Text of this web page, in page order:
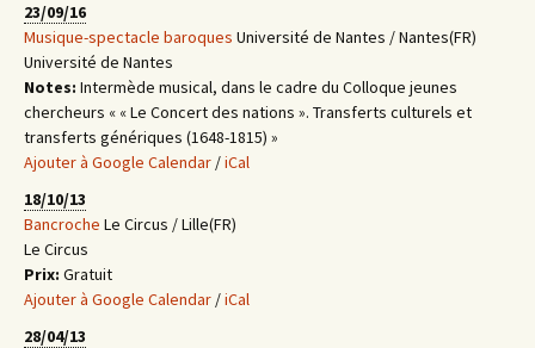
23/09/16
Musique-spectacle baroques Université de Nantes / Nantes(FR)
Université de Nantes
Notes: Intermède musical, dans le cadre du Colloque jeunes
chercheurs « « Le Concert des nations ». Transferts culturels et
transferts génériques (1648-1815) »
Ajouter à Google Calendar /iCal
18/10/13
Bancroche Le Circus / Lille(FR)
Le Circus
Prix: Gratuit
Ajouter à Google Calendar /iCal
28/04/13